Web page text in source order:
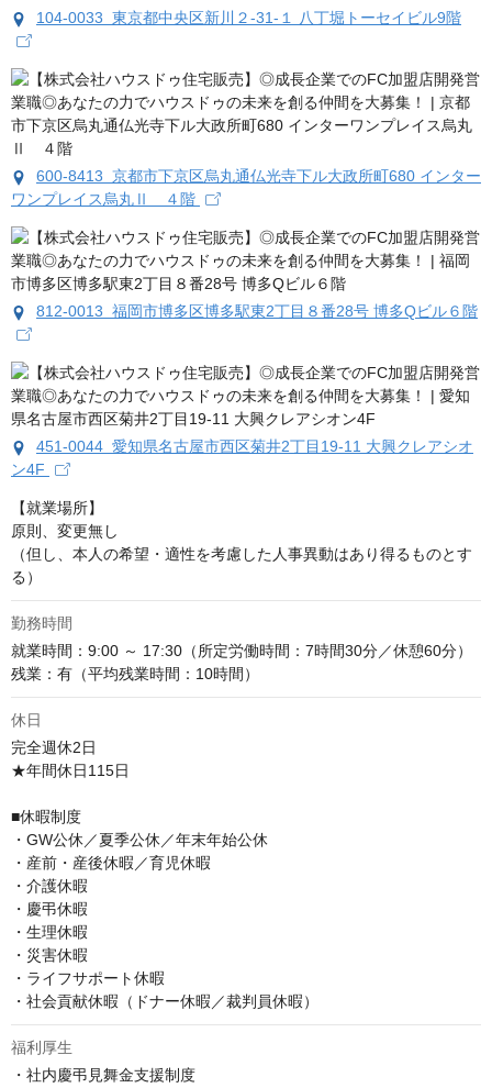
104-0033 東京都中央区新川２-31-１ 八丁堀トーセイビル9階
600-8413 京都市下京区烏丸通仏光寺下ル大政所町680 インター
ワンプレイス烏丸Ⅱ ４階
812-0013 福岡市博多区博多駅東2丁目８番28号 博多Qビル６階
451-0044 愛知県名古屋市西区菊井2丁目19-11 大興クレアシオ
ン4F
【就業場所】
原則、変更無し
（但し、本人の希望・適性を考慮した人事異動はあり得るものとす
る）
勤務時間
就業時間：9:00 ～ 17:30（所定労働時間：7時間30分／休憩60分）
残業：有（平均残業時間：10時間）
休日
完全週休2日
★年間休日115日
■休暇制度
・GW公休／夏季公休／年末年始公休
・産前・産後休暇／育児休暇
・介護休暇
・慶弔休暇
・生理休暇
・災害休暇
・ライフサポート休暇
・社会貢献休暇（ドナー休暇／裁判員休暇）
福利厚生
・社内慶弔見舞金支援制度